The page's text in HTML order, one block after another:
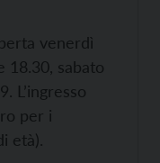
venerdì
18.30, sabato
L’ingresso
per i
età).